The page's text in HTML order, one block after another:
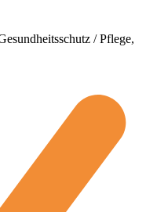
/ Pflege,